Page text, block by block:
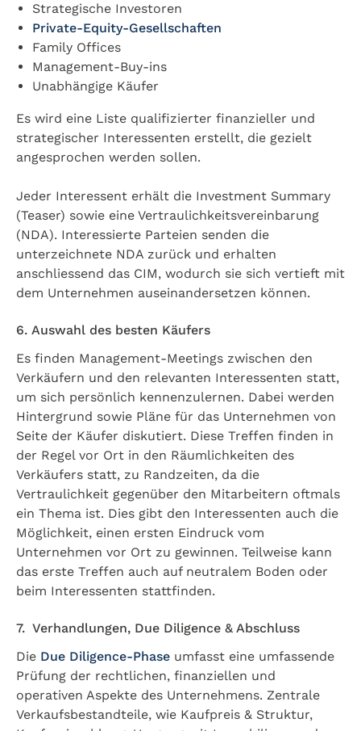
Strategische Investoren
Private-Equity-Gesellschaften
Family Offices
Management-Buy-ins
Unabhängige Käufer
Es wird eine Liste qualifizierter finanzieller und
strategischer Interessenten erstellt, die gezielt
angesprochen werden sollen.
Jeder Interessent erhält die Investment Summary
(Teaser) sowie eine Vertraulichkeitsvereinbarung
(NDA). Interessierte Parteien senden die
unterzeichnete NDA zurück und erhalten
anschliessend das CIM, wodurch sie sich vertieft mit
dem Unternehmen auseinandersetzen können.
6. Auswahl des besten Käufers
Es finden Management-Meetings zwischen den
Verkäufern und den relevanten Interessenten statt,
um sich persönlich kennenzulernen. Dabei werden
Hintergrund sowie Pläne für das Unternehmen von
Seite der Käufer diskutiert. Diese Treffen finden in
der Regel vor Ort in den Räumlichkeiten des
Verkäufers statt, zu Randzeiten, da die
Vertraulichkeit gegenüber den Mitarbeitern oftmals
ein Thema ist. Dies gibt den Interessenten auch die
Möglichkeit, einen ersten Eindruck vom
Unternehmen vor Ort zu gewinnen. Teilweise kann
das erste Treffen auch auf neutralem Boden oder
beim Interessenten stattfinden.
7. Verhandlungen, Due Diligence & Abschluss
Die Due Diligence-Phase umfasst eine umfassende
Prüfung der rechtlichen, finanziellen und
operativen Aspekte des Unternehmens. Zentrale
Verkaufsbestandteile, wie Kaufpreis & Struktur,